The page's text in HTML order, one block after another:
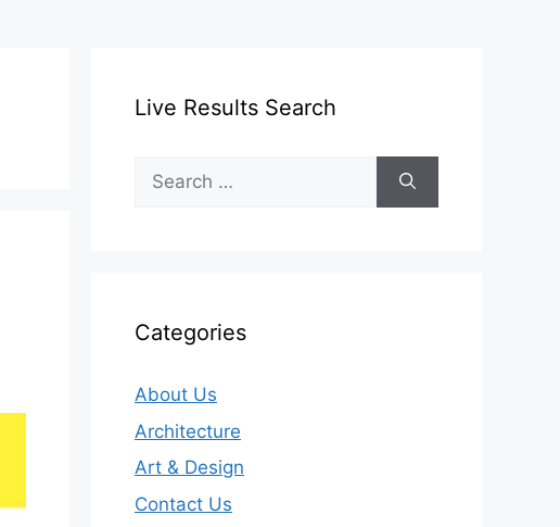
Live Results Search
Search
for:
Categories
About Us
Architecture
Art & Design
Contact Us